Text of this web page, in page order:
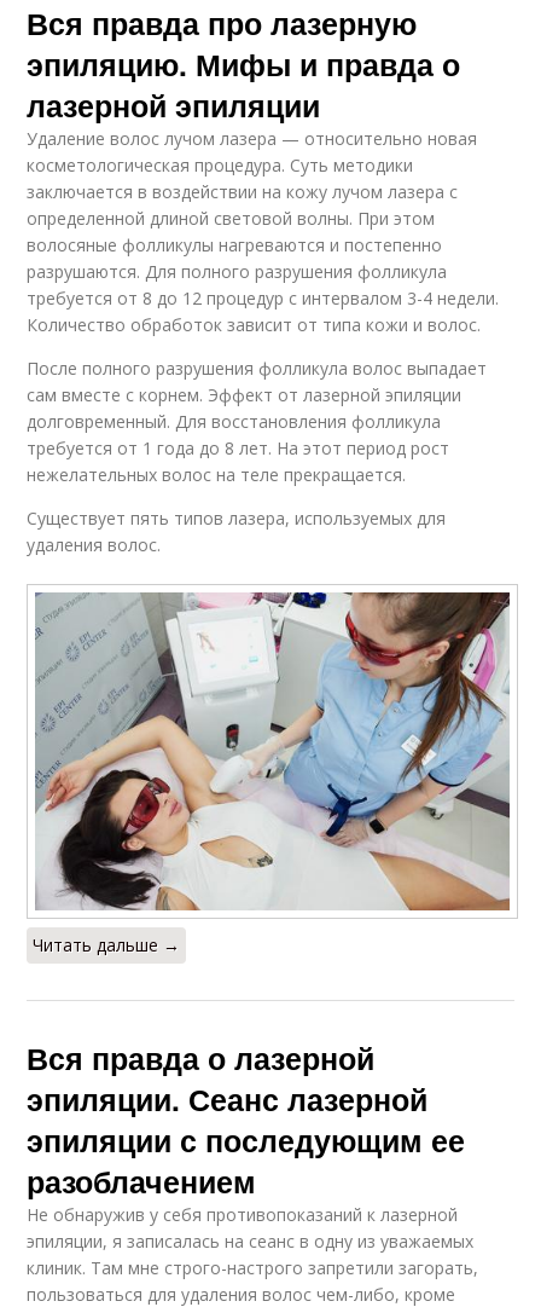
Вся правда про лазерную
эпиляцию. Мифы и правда о
лазерной эпиляции
Удаление волос лучом лазера — относительно новая
косметологическая процедура. Суть методики
заключается в воздействии на кожу лучом лазера с
определенной длиной световой волны. При этом
волосяные фолликулы нагреваются и постепенно
разрушаются. Для полного разрушения фолликула
требуется от 8 до 12 процедур с интервалом 3-4 недели.
Количество обработок зависит от типа кожи и волос.
После полного разрушения фолликула волос выпадает
сам вместе с корнем. Эффект от лазерной эпиляции
долговременный. Для восстановления фолликула
требуется от 1 года до 8 лет. На этот период рост
нежелательных волос на теле прекращается.
Существует пять типов лазера, используемых для
удаления волос.
Читать дальше →
Вся правда о лазерной
эпиляции. Сеанс лазерной
эпиляции с последующим ее
разоблачением
Не обнаружив у себя противопоказаний к лазерной
эпиляции, я записалась на сеанс в одну из уважаемых
клиник. Там мне строго-настрого запретили загорать,
пользоваться для удаления волос чем-либо, кроме